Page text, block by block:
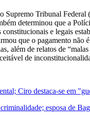
Tribunal Federal
determinou que a
e legais
que o pagamento não
além de relatos de
de
Ciro destaca-se em
esposa de